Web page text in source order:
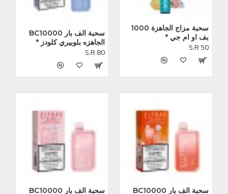
بف او ام جي *
S.R 50
الجاهزه بلوبيري كلودز *
S.R 80